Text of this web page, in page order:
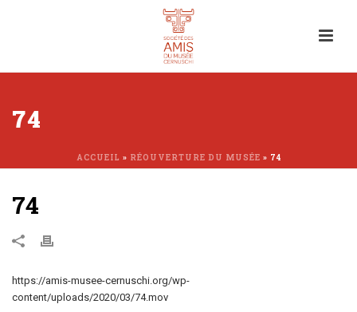
74
ACCUEIL » RÉOUVERTURE DU MUSÉE » 74
74
https://amis-musee-cernuschi.org/wp-
content/uploads/2020/03/74.mov